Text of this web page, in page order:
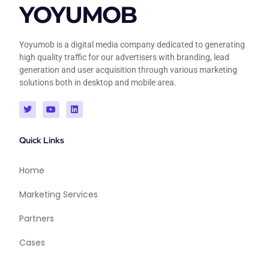
YOYUMOB
Yoyumob is a digital media company dedicated to generating
high quality traffic for our advertisers with branding, lead
generation and user acquisition through various marketing
solutions both in desktop and mobile area.
Quick Links
Home
Marketing Services
Partners
Cases